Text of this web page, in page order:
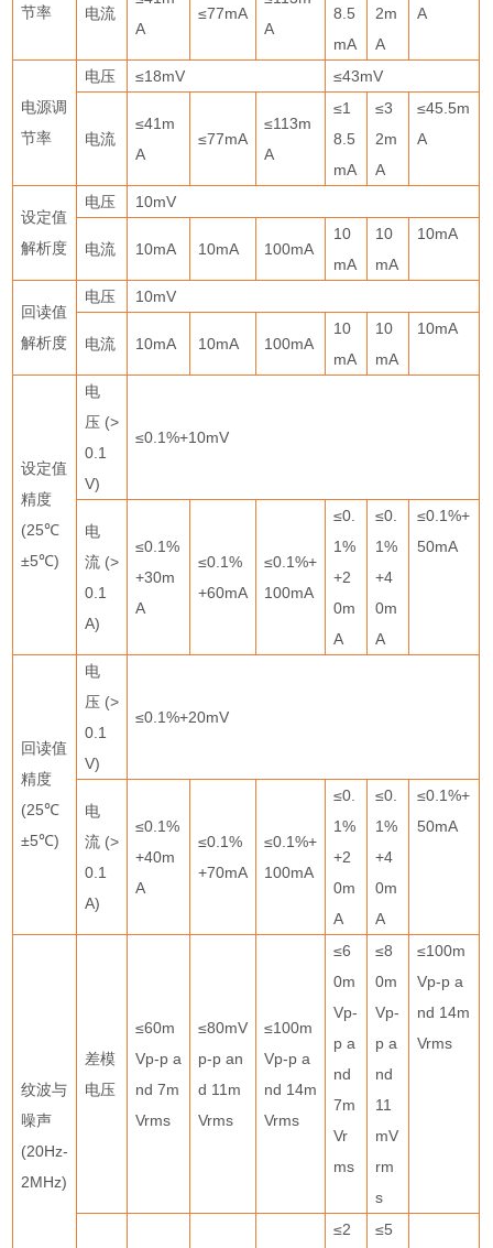
节率
电流
A
≤77mA
A
8.5
mA
2m
A
A
电源调
节率
电压 ≤18mV ≤43mV
电流
≤41m
A
≤77mA
≤113m
A
≤1
8.5
mA
≤3
2m
A
≤45.5m
A
设定值
解析度
电压 10mV
电流 10mA 10mA 100mA
10
mA
10
mA
10mA
回读值
解析度
电压 10mV
电流 10mA 10mA 100mA
10
mA
10
mA
10mA
设定值
精度
(25℃
±5℃)
电
压 (>
0.1
V)
≤0.1%+10mV
电
流 (>
0.1
A)
≤0.1%
+30m
A
≤0.1%
+60mA
≤0.1%+
100mA
≤0.
1%
+2
0m
A
≤0.
1%
+4
0m
A
≤0.1%+
50mA
回读值
精度
(25℃
±5℃)
电
压 (>
0.1
V)
≤0.1%+20mV
电
流 (>
0.1
A)
≤0.1%
+40m
A
≤0.1%
+70mA
≤0.1%+
100mA
≤0.
1%
+2
0m
A
≤0.
1%
+4
0m
A
≤0.1%+
50mA
纹波与
噪声
(20Hz-
2MHz)
差模
电压
≤60m
Vp-p a
nd 7m
Vrms
≤80mV
p-p an
d 11m
Vrms
≤100m
Vp-p a
nd 14m
Vrms
≤6
0m
Vp-
p a
nd
7m
Vr
ms
≤8
0m
Vp-
p a
nd
11
mV
rm
s
≤100m
Vp-p a
nd 14m
Vrms
≤2 ≤5